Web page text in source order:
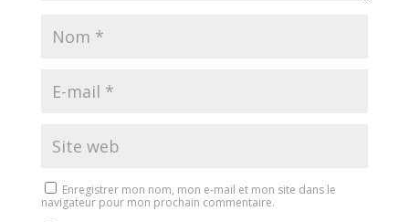
Enregistrer mon nom, mon e-mail et mon site dans le
navigateur pour mon prochain commentaire.